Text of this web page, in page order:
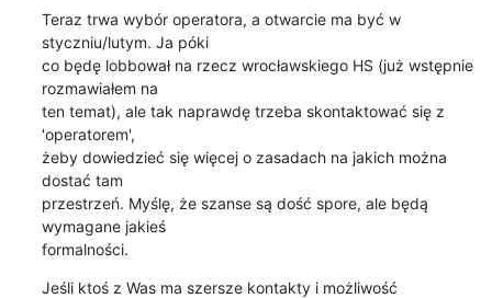
Teraz trwa wybór operatora, a otwarcie ma być w
styczniu/lutym. Ja póki
co będę lobbował na rzecz wrocławskiego HS (już wstępnie
rozmawiałem na
ten temat), ale tak naprawdę trzeba skontaktować się z
'operatorem',
żeby dowiedzieć się więcej o zasadach na jakich można
dostać tam
przestrzeń. Myślę, że szanse są dość spore, ale będą
wymagane jakieś
formalności.
Jeśli ktoś z Was ma szersze kontakty i możliwość